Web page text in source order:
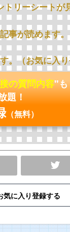
リーシートが
事が読めます。
。（お気に入
の質問内容"も
題！
（無料）
気に入り登録する